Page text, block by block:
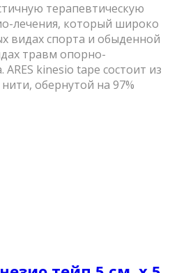
терапевтическую
лечения, который широко
видах спорта и обыденной
травм опорно-
kinesio tape состоит из
обернутой на 97%